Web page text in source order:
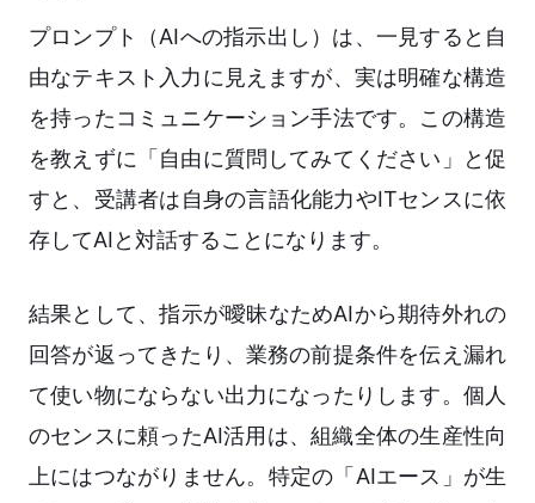
プロンプト（AIへの指示出し）は、一見すると自
由なテキスト入力に見えますが、実は明確な構造
を持ったコミュニケーション手法です。この構造
を教えずに「自由に質問してみてください」と促
すと、受講者は自身の言語化能力やITセンスに依
存してAIと対話することになります。
結果として、指示が曖昧なためAIから期待外れの
回答が返ってきたり、業務の前提条件を伝え漏れ
て使い物にならない出力になったりします。個人
のセンスに頼ったAI活用は、組織全体の生産性向
上にはつながりません。特定の「AIエース」が生